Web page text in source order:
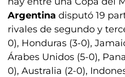
Argentina disputó 19
rivales de segundo y
0), Honduras (3-0),
Árabes Unidos (5-0),
0), Australia (2-0),